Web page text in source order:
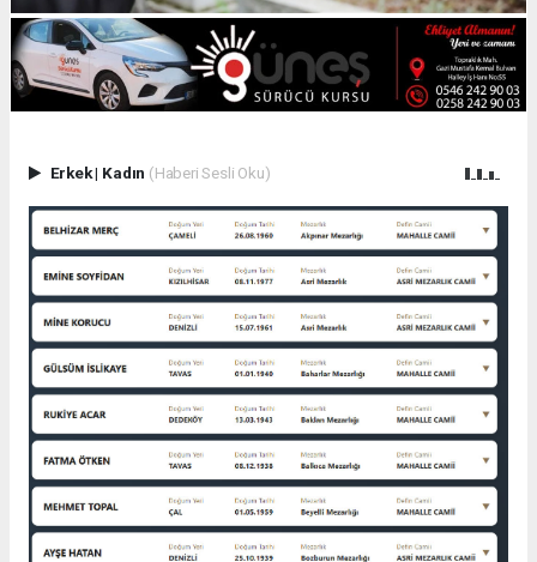
Erkek| Kadın (Haberi Sesli Oku)